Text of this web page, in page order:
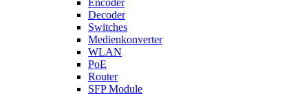
Encoder
Decoder
Switches
Medienkonverter
WLAN
PoE
Router
SFP Module